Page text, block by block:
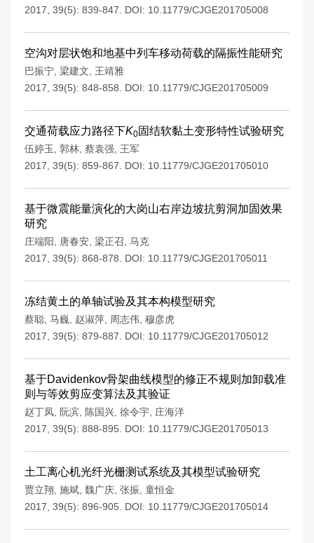
2017, 39(5): 839-847.
DOI: 10.11779/CJGE201705008
空沟对层状饱和地基中列车移动荷载的隔振性能研究
巴振宁 梁建文
王靖雅
2017, 39(5): 848-858.
DOI: 10.11779/CJGE201705009
交通荷载应力路径下K0固结软黏土变形特性试验研究
伍婷玉 郭林 蔡袁强
王军
2017, 39(5): 859-867.
DOI: 10.11779/CJGE201705010
基于微震能量演化的大岗山右岸边坡抗剪洞加固效果
研究
庄端阳 唐春安 梁正召 马克
2017, 39(5): 868-878.
DOI: 10.11779/CJGE201705011
冻结黄土的单轴试验及其本构模型研究
蔡聪 马巍 赵淑萍 周志伟 穆彦虎
2017, 39(5): 879-887.
DOI: 10.11779/CJGE201705012
基于Davidenkov骨架曲线模型的修正不规则加卸载准
则与等效剪应变算法及其验证
赵丁凤 阮滨 陈国兴 徐令宇
庄海洋
2017, 39(5): 888-895.
DOI: 10.11779/CJGE201705013
土工离心机光纤光栅测试系统及其模型试验研究
贾立翔 施斌 魏广庆 张振 童恒金
2017, 39(5): 896-905.
DOI: 10.11779/CJGE201705014